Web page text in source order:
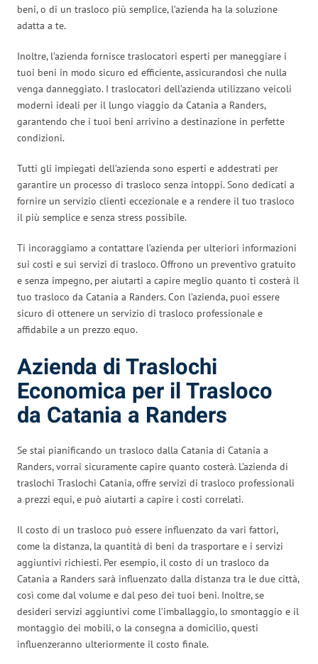
beni, o di un trasloco più semplice, l’azienda ha la soluzione
adatta a te.
Inoltre, l’azienda fornisce traslocatori esperti per maneggiare i
tuoi beni in modo sicuro ed efficiente, assicurandosi che nulla
venga danneggiato. I traslocatori dell’azienda utilizzano veicoli
moderni ideali per il lungo viaggio da Catania a Randers,
garantendo che i tuoi beni arrivino a destinazione in perfette
condizioni.
Tutti gli impiegati dell’azienda sono esperti e addestrati per
garantire un processo di trasloco senza intoppi. Sono dedicati a
fornire un servizio clienti eccezionale e a rendere il tuo trasloco
il più semplice e senza stress possibile.
Ti incoraggiamo a contattare l’azienda per ulteriori informazioni
sui costi e sui servizi di trasloco. Offrono un preventivo gratuito
e senza impegno, per aiutarti a capire meglio quanto ti costerà il
tuo trasloco da Catania a Randers. Con l’azienda, puoi essere
sicuro di ottenere un servizio di trasloco professionale e
affidabile a un prezzo equo.
Azienda di Traslochi
Economica per il Trasloco
da Catania a Randers
Se stai pianificando un trasloco dalla Catania di Catania a
Randers, vorrai sicuramente capire quanto costerà. L’azienda di
traslochi Traslochi Catania, offre servizi di trasloco professionali
a prezzi equi, e può aiutarti a capire i costi correlati.
Il costo di un trasloco può essere influenzato da vari fattori,
come la distanza, la quantità di beni da trasportare e i servizi
aggiuntivi richiesti. Per esempio, il costo di un trasloco da
Catania a Randers sarà influenzato dalla distanza tra le due città,
così come dal volume e dal peso dei tuoi beni. Inoltre, se
desideri servizi aggiuntivi come l’imballaggio, lo smontaggio e il
montaggio dei mobili, o la consegna a domicilio, questi
influenzeranno ulteriormente il costo finale.